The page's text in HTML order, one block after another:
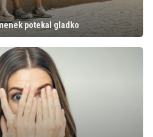
potekal gladko